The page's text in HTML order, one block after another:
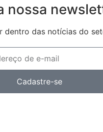
nossa
dentro das notícias do
Cadastre-se